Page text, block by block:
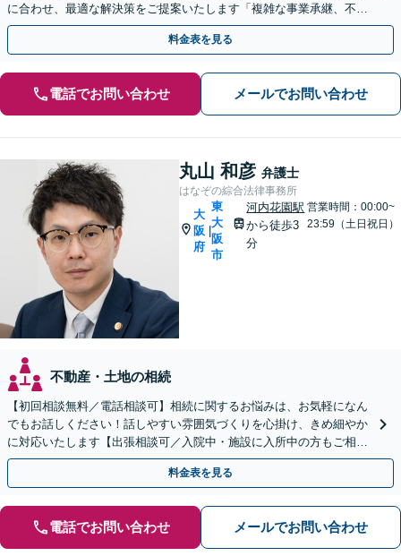
に合わせ、最適な解決策をご提案いたします「複雑な事業承継、不動
産相続などにも対応」【完全個室対応】【休日・夜間相談可】
料金表を見る
電話でお問い合わせ メールでお問い合わせ
丸山 和彦 弁護士
はなぞの綜合法律事務所
大
阪
府
|
東
大
阪
市
河内花園駅
から徒歩3
分
営業時間：00:00~
23:59（土日祝日）
不動産・土地の相続
【初回相談無料／電話相談可】相続に関するお悩みは、お気軽になん
でもお話しください！話しやすい雰囲気づくりを心掛け、きめ細やか
に対応いたします【出張相談可／入院中・施設に入所中の方もご相談
ください】【子連れ相談・車いす利用可】
料金表を見る
電話でお問い合わせ メールでお問い合わせ